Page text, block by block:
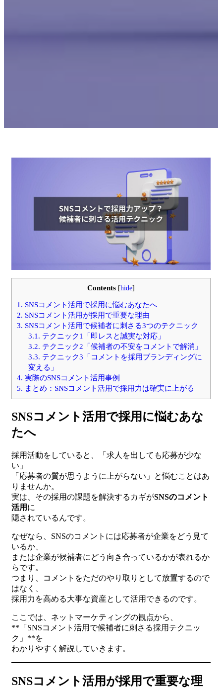
Contents [hide]
1. SNSコメント活用で採用に悩むあなたへ
2. SNSコメント活用が採用で重要な理由
3. SNSコメント活用で候補者に刺さる3つのテクニック
3.1. テクニック1「即レスと誠実な対応」
3.2. テクニック2「候補者の不安をコメントで解消」
3.3. テクニック3「コメントを採用ブランディングに
変える」
4. 実際のSNSコメント活用事例
5. まとめ：SNSコメント活用で採用力は確実に上がる
SNSコメント活用で採用に悩むあな
たへ
採用活動をしていると、「求人を出しても応募が少な
い」
「応募者の質が思うように上がらない」と悩むことはあ
りませんか。
実は、その採用の課題を解決するカギがSNSのコメント
活用 に
隠されているんです。
なぜなら、SNSのコメントには応募者が企業をどう見て
いるか、
または企業が候補者にどう向き合っているかが表れるか
らです。
つまり、コメントをただのやり取りとして放置するので
はなく、
採用力を高める大事な資産として活用できるのです。
ここでは、ネットマーケティングの観点から、
**「SNSコメント活用で候補者に刺さる採用テクニッ
ク」**を
わかりやすく解説していきます。
SNSコメント活用が採用で重要な理